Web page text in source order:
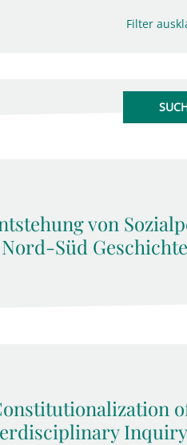
Filter
von
Süd Geschichte
Inquiry